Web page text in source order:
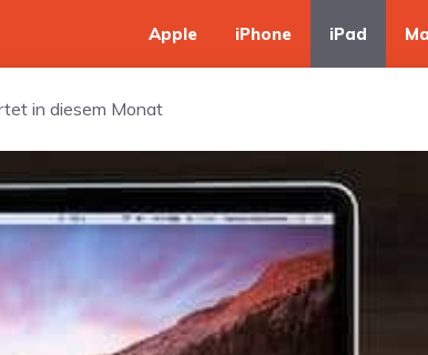
Apple iPhone iPad
in diesem Monat